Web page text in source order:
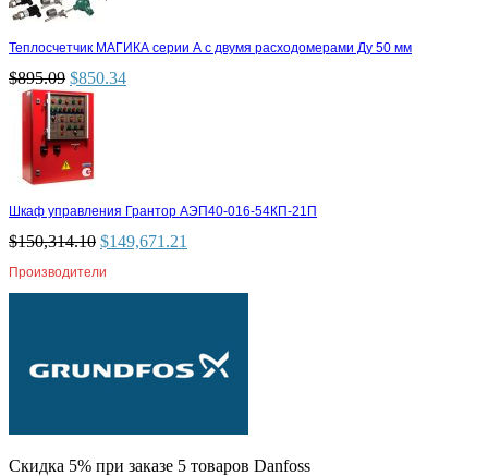
Теплосчетчик МАГИКА серии А с двумя расходомерами Ду 50 мм
$895.09 $850.34
Шкаф управления Грантор АЭП40-016-54КП-21П
$150,314.10 $149,671.21
Производители
Скидка 5% при заказе 5 товаров Danfoss